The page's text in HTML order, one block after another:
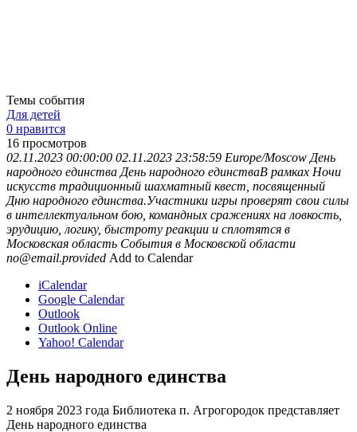
Темы события
Для детей
0 нравится
16 просмотров
02.11.2023 00:00:00 02.11.2023 23:58:59 Europe/Moscow День
народного единства День народного единстваВ рамках Ночи
искусств традиционный шахматный квест, посвященный
Дню народного единства.Участники игры проверят свои силы
в интеллектуальном бою, командных сражениях на ловкость,
эрудицию, логику, быстроту реакции и сплотятся в
Московская область События в Московской области
no@email.provided Add to Calendar
iCalendar
Google Calendar
Outlook
Outlook Online
Yahoo! Calendar
День народного единства
2 ноября 2023 года Библиотека п. Агрогородок представляет
День народного единства